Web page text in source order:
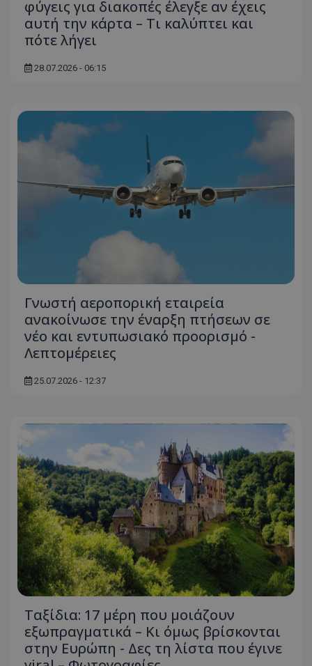
φύγεις για διακοπές έλεγξε αν έχεις
αυτή την κάρτα – Τι καλύπτει και
πότε λήγει
28.07.2026 - 06:15
Γνωστή αεροπορική εταιρεία
ανακοίνωσε την έναρξη πτήσεων σε
νέο και εντυπωσιακό προορισμό -
Λεπτομέρειες
25.07.2026 - 12:37
Ταξίδια: 17 μέρη που μοιάζουν
εξωπραγματικά – Κι όμως βρίσκονται
στην Ευρώπη - Δες τη λίστα που έγινε